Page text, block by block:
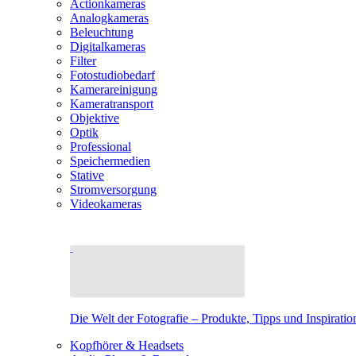
Actionkameras
Analogkameras
Beleuchtung
Digitalkameras
Filter
Fotostudiobedarf
Kamerareinigung
Kameratransport
Objektive
Optik
Professional
Speichermedien
Stative
Stromversorgung
Videokameras
Die Welt der Fotografie – Produkte, Tipps und
Kopfhörer & Headsets